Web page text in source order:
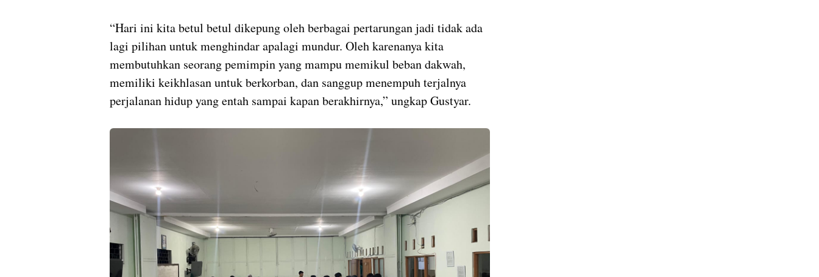
“Hari ini kita betul betul dikepung oleh berbagai pertarungan jadi tidak ada
lagi pilihan untuk menghindar apalagi mundur. Oleh karenanya kita
membutuhkan seorang pemimpin yang mampu memikul beban dakwah,
memiliki keikhlasan untuk berkorban, dan sanggup menempuh terjalnya
perjalanan hidup yang entah sampai kapan berakhirnya,” ungkap Gustyar.